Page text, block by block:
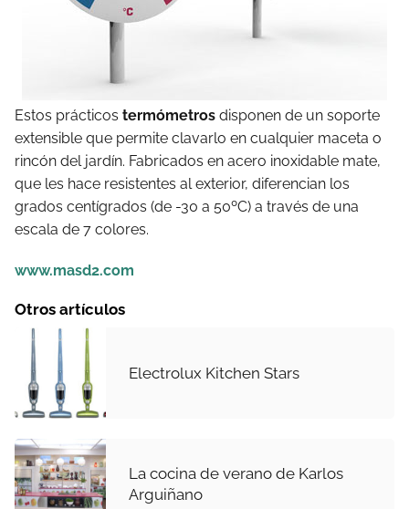
Estos prácticos termómetros disponen de un soporte
extensible que permite clavarlo en cualquier maceta o
rincón del jardín. Fabricados en acero inoxidable mate,
que les hace resistentes al exterior, diferencian los
grados centígrados (de -30 a 50ºC) a través de una
escala de 7 colores.
www.masd2.com
Otros artículos
Electrolux Kitchen Stars
La cocina de verano de Karlos
Arguiñano